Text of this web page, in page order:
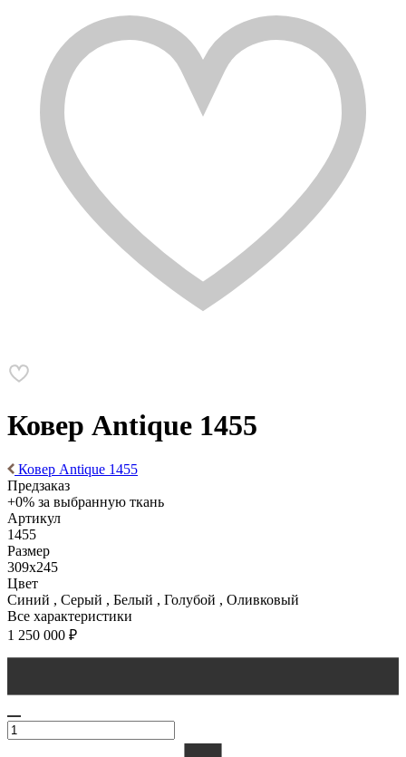
Ковер Antique 1455
Ковер Antique 1455
Предзаказ
+0% за выбранную ткань
Артикул
1455
Размер
309x245
Цвет
Синий , Серый , Белый , Голубой , Оливковый
Все характеристики
1 250 000 ₽